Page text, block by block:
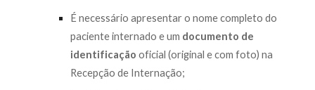
É necessário apresentar o nome completo do
paciente internado e um documento de
identificação oficial (original e com foto) na
Recepção de Internação;